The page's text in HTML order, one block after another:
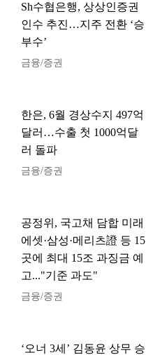
Sh수협은행, 상상인증권
인수 추진…지주 전환 ‘승
부수’
금융/증권
한은, 6월 경상수지 497억
달러…수출 첫 1000억달
러 돌파
금융/증권
공정위, 국고채 담합 미래
에셋·삼성·메리츠證 등 15
곳에 최대 15조 과징금 예
고..."기준 과도"
금융/증권
‘오너 3세’ 김동윤 상무 승